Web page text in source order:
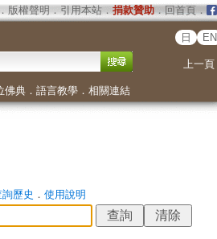
版權聲明 ． 引用本站． 捐款贊助．回首頁．
日 EN
上一頁
佛典． 語言教學． 相關連結
詢歷史 ． 使用說明